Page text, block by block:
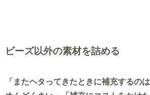
ビーズ以外の素材を詰める
「またヘタってきたときに補充するのは